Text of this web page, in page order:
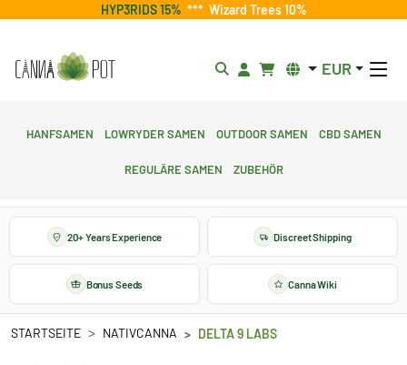
HYP3RIDS 15% *** Wizard Trees 10%
EUR
Hanfsamen Lowryder Samen Outdoor Samen CBD Samen
Reguläre Samen Zubehör
20+ Years Experience Discreet Shipping
Bonus Seeds Canna Wiki
STARTSEITE NATIVCANNA DELTA 9 LABS